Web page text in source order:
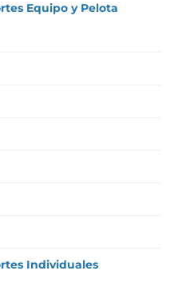
Equipo y Pelota
Individuales